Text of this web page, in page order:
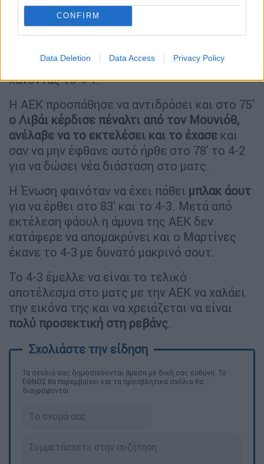
CONFIRM
Data Deletion Data Access Privacy Policy
Η ΑΕΚ έκανε ό,τι ήθελε, αλλά
φάση ήρθε το4-1. Στο 65' ο Βίντα θέλοντας
Στρακόσα, την έστειλε στα δίχτυα της ΑΕΚ
κάνοντας το 4-1.
Η ΑΕΚ προσπάθησε να αντιδράσει και στο 75'
ο Λιβάι κέρδισε πέναλτι από τον Μουνιόθ,
ανέλαβε να το εκτελέσει και το έχασε και
σαν να μην έφθανε αυτό ήρθε στο 78' το 4-2
για να δώσει νέα διάσταση στο ματς.
Η Ένωση φαινόταν να έχει πάθει μπλακ άουτ
για να έρθει στο 83' και το 4-3. Μετά από
εκτέλεση φάουλ η άμυνα της ΑΕΚ δεν
κατάφερε να απομακρύνει και ο Μαρτίνες
έκανε το 4-3 με δυνατό μακρινό σουτ.
Το 4-3 έμελλε να είναι το τελικό
αποτέλεσμα στο ματς με την ΑΕΚ να χαλάει
την εικόνα της και να χρειάζεται να είναι
πολύ προσεκτική στη ρεβάνς.
Τα σχολιά σας δημοσιεύονται άμεσα με δική σας ευθύνη. Το
ΕΘΝΟΣ θα παρεμβαίνει και τα προσβλητικά σχόλια θα
διαγράφονται